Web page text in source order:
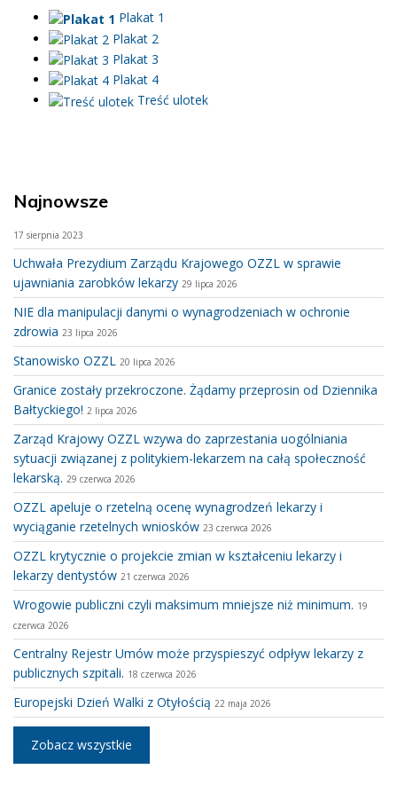
Plakat 1
Plakat 2
Plakat 3
Plakat 4
Treść ulotek
Najnowsze
17 sierpnia 2023
Uchwała Prezydium Zarządu Krajowego OZZL w sprawie
ujawniania zarobków lekarzy 29 lipca 2026
NIE dla manipulacji danymi o wynagrodzeniach w ochronie
zdrowia 23 lipca 2026
Stanowisko OZZL 20 lipca 2026
Granice zostały przekroczone. Żądamy przeprosin od Dziennika
Bałtyckiego! 2 lipca 2026
Zarząd Krajowy OZZL wzywa do zaprzestania uogólniania
sytuacji związanej z politykiem-lekarzem na całą społeczność
lekarską. 29 czerwca 2026
OZZL apeluje o rzetelną ocenę wynagrodzeń lekarzy i
wyciąganie rzetelnych wniosków 23 czerwca 2026
OZZL krytycznie o projekcie zmian w kształceniu lekarzy i
lekarzy dentystów 21 czerwca 2026
Wrogowie publiczni czyli maksimum mniejsze niż minimum. 19
czerwca 2026
Centralny Rejestr Umów może przyspieszyć odpływ lekarzy z
publicznych szpitali. 18 czerwca 2026
Europejski Dzień Walki z Otyłością 22 maja 2026
Zobacz wszystkie